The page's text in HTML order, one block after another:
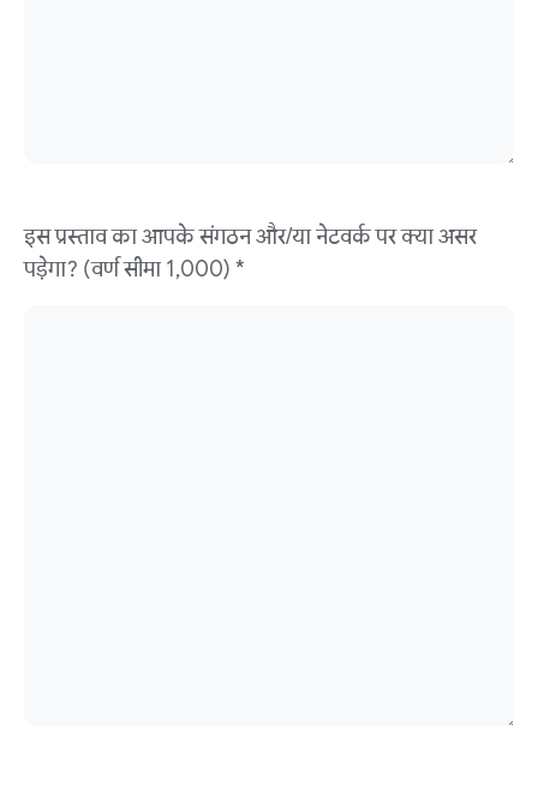
इस प्रस्ताव का आपके संगठन और/या नेटवर्क पर क्या असर
पड़ेगा? (वर्ण सीमा 1,000) *